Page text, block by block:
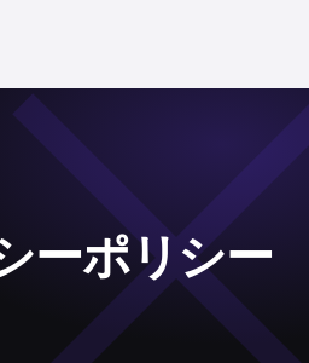
ーポリシー